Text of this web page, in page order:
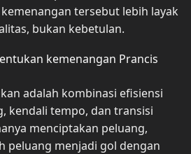
tersebut lebih layak
bukan kebetulan.
kemenangan Prancis
adalah kombinasi efisiensi
kendali tempo, dan transisi
menciptakan peluang,
peluang menjadi gol dengan